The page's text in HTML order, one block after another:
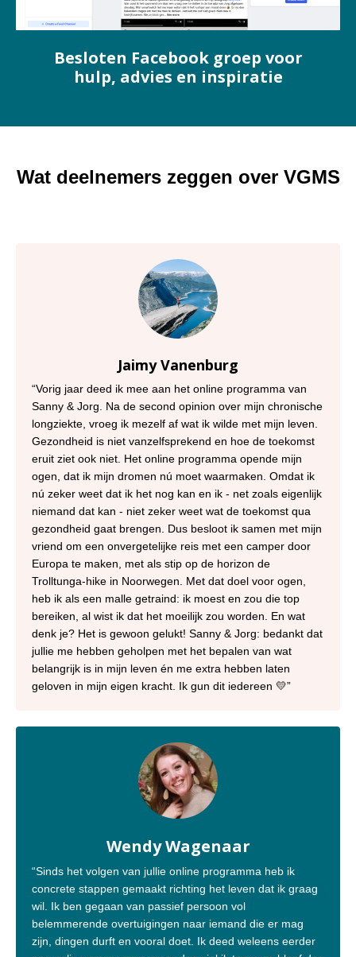
Besloten Facebook groep voor
hulp, advies en inspiratie
Wat deelnemers zeggen over VGMS
Jaimy Vanenburg
“Vorig jaar deed ik mee aan het online programma van
Sanny & Jorg. Na de second opinion over mijn chronische
longziekte, vroeg ik mezelf af wat ik wilde met mijn leven.
Gezondheid is niet vanzelfsprekend en hoe de toekomst
eruit ziet ook niet. Het online programma opende mijn
ogen, dat ik mijn dromen nú moet waarmaken. Omdat ik
nú zeker weet dat ik het nog kan en ik - net zoals eigenlijk
niemand dat kan - niet zeker weet wat de toekomst qua
gezondheid gaat brengen. Dus besloot ik samen met mijn
vriend om een onvergetelijke reis met een camper door
Europa te maken, met als stip op de horizon de
Trolltunga-hike in Noorwegen. Met dat doel voor ogen,
heb ik als een malle getraind: ik moest en zou die top
bereiken, al wist ik dat het moeilijk zou worden. En wat
denk je? Het is gewoon gelukt! Sanny & Jorg: bedankt dat
jullie me hebben geholpen met het bepalen van wat
belangrijk is in mijn leven én me extra hebben laten
geloven in mijn eigen kracht. Ik gun dit iedereen 💛”
Wendy Wagenaar
“Sinds het volgen van jullie online programma heb ik
concrete stappen gemaakt richting het leven dat ik graag
wil. Ik ben gegaan van passief persoon vol
belemmerende overtuigingen naar iemand die er mag
zijn, dingen durft en vooral doet. Ik deed weleens eerder